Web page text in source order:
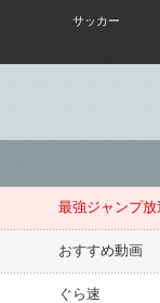
サッカー
最強ジャンプ放
おすすめ動画
ぐら速